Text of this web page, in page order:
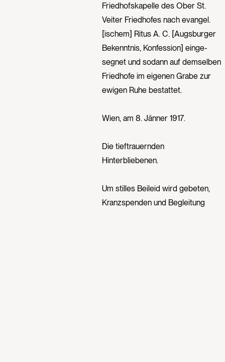
Friedhofskapelle des Ober St.
Veiter Friedhofes nach evangel.
[ischem] Ritus A. C. [Augsburger
Bekenntnis, Konfession] einge-
segnet und sodann auf demselben
Friedhofe im eigenen Grabe zur
ewigen Ruhe bestattet.
Wien, am 8. Jänner 1917.
Die tieftrauernden
Hinterbliebenen.
Um stilles Beileid wird gebeten,
Kranzspenden und Begleitung